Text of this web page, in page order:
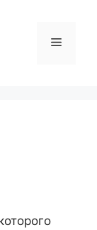
Меню